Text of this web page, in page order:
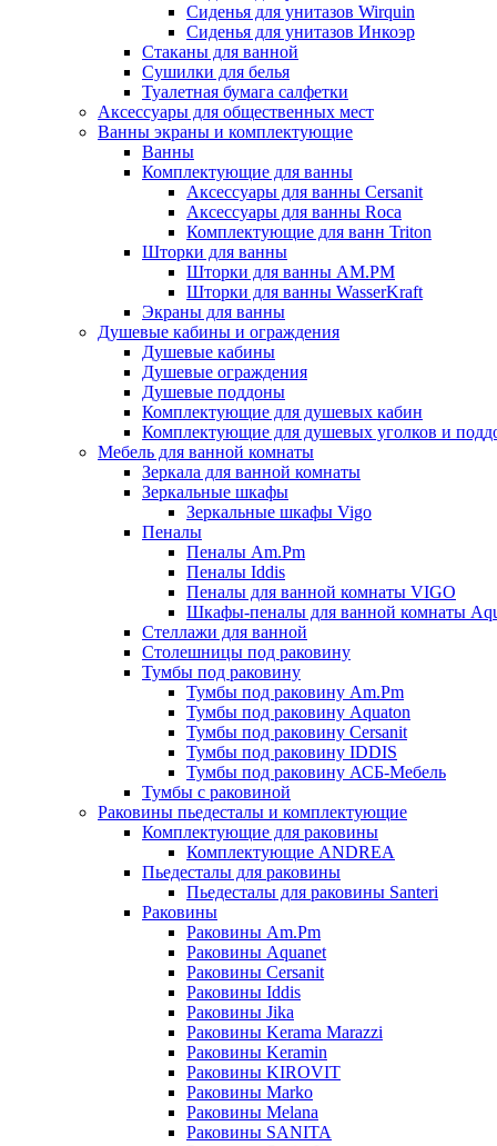
Сиденья для унитазов Wirquin
Сиденья для унитазов Инкоэр
Стаканы для ванной
Сушилки для белья
Туалетная бумага салфетки
Аксессуары для общественных мест
Ванны экраны и комплектующие
Ванны
Комплектующие для ванны
Аксессуары для ванны Cersanit
Аксессуары для ванны Roca
Комплектующие для ванн Triton
Шторки для ванны
Шторки для ванны AM.PM
Шторки для ванны WasserKraft
Экраны для ванны
Душевые кабины и ограждения
Душевые кабины
Душевые ограждения
Душевые поддоны
Комплектующие для душевых кабин
Комплектующие для душевых уголков и
Мебель для ванной комнаты
Зеркала для ванной комнаты
Зеркальные шкафы
Зеркальные шкафы Vigo
Пеналы
Пеналы Am.Pm
Пеналы Iddis
Пеналы для ванной комнаты VIGO
Шкафы-пеналы для ванной комнаты
Стеллажи для ванной
Столешницы под раковину
Тумбы под раковину
Тумбы под раковину Am.Pm
Тумбы под раковину Aquaton
Тумбы под раковину Cersanit
Тумбы под раковину IDDIS
Тумбы под раковину АСБ-Мебель
Тумбы с раковиной
Раковины пьедесталы и комплектующие
Комплектующие для раковины
Комплектующие ANDREA
Пьедесталы для раковины
Пьедесталы для раковины Santeri
Раковины
Раковины Am.Pm
Раковины Aquanet
Раковины Cersanit
Раковины Iddis
Раковины Jika
Раковины Kerama Marazzi
Раковины Keramin
Раковины KIROVIT
Раковины Marko
Раковины Melana
Раковины SANITA